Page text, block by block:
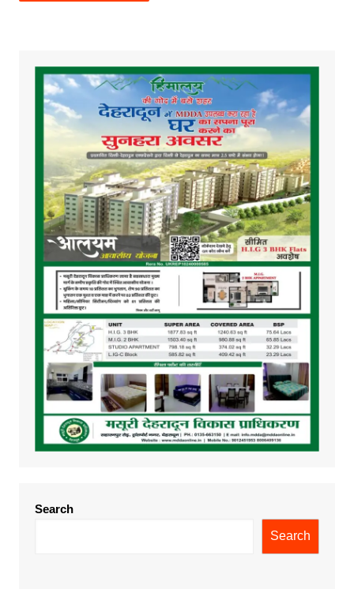
Search
Search